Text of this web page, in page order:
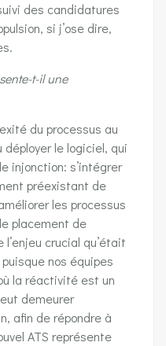
des candidatures
si j’ose dire,
t-il une
du processus au
déployer le logiciel, qui
injonction: s’intégrer
préexistant de
les processus
placement de
crucial qu’était
nos équipes
la réactivité est un
demeurer
afin de répondre à
ATS représente